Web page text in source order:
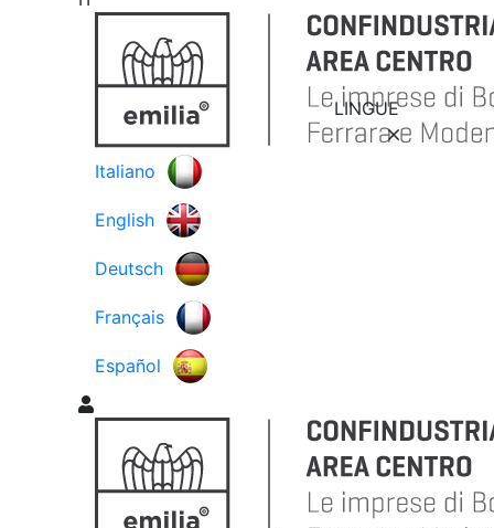
LINGUE
Italiano
English
Deutsch
Français
Español